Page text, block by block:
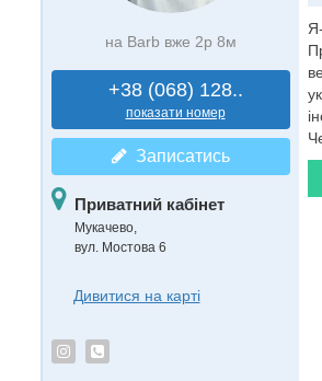
на Barb вже 2р 8м
+38 (068) 128..
показати номер
Записатись
Приватний кабінет
Мукачево,
вул. Мостова 6
Дивитися на карті